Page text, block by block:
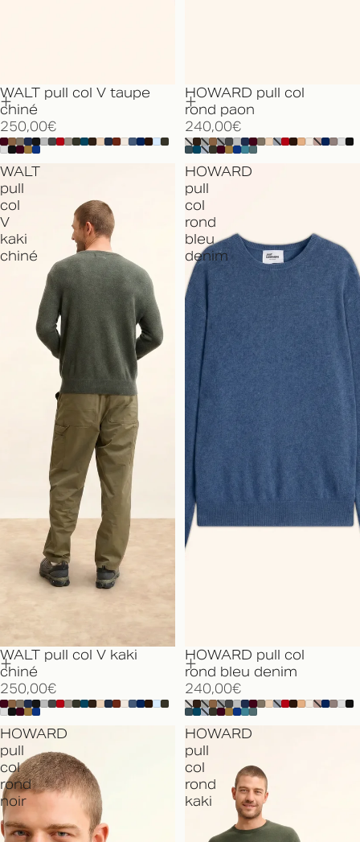
WALT pull col V taupe
chiné
250,00€
HOWARD pull col
rond paon
240,00€
WALT
pull
col
V
kaki
chiné
WALT pull col V kaki
chiné
250,00€
HOWARD
pull
col
rond
bleu
denim
HOWARD pull col
rond bleu denim
240,00€
HOWARD
pull
col
rond
noir
HOWARD
pull
col
rond
kaki